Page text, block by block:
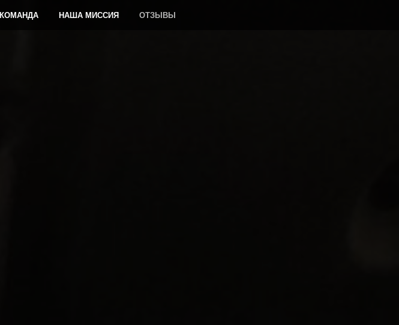
КОМАНДА НАША МИССИЯ ОТЗЫВЫ